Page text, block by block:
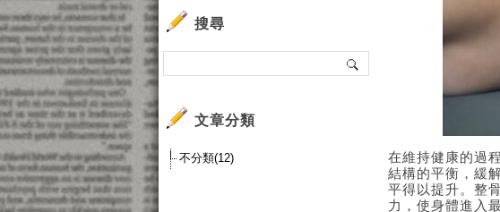
在維持健康的過
結構的平衡，緩
平得以提升。整
力，使身體進入
搜尋
文章分類
不分類(12)